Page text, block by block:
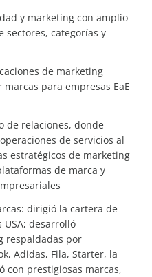
y marketing con amplio
sectores, categorías y
de marketing
para empresas EaE
de relaciones, donde
de servicios al
estratégicos de marketing
de marca y
dirigió la cartera de
USA; desarrolló
respaldadas por
Adidas, Fila, Starter, la
con prestigiosas marcas,